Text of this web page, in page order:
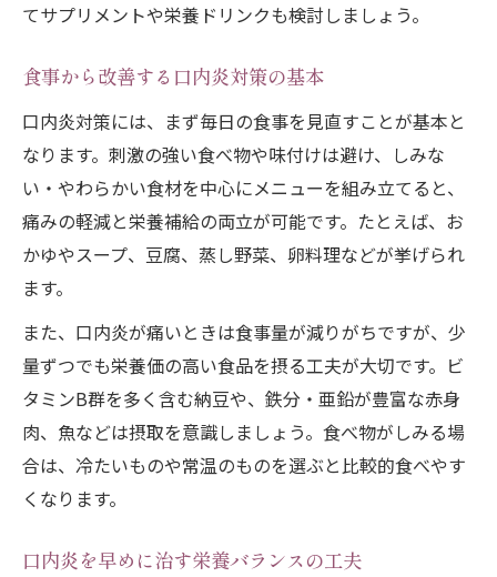
時短でできる口内炎対策の食生活アイデア
口内炎予防に役立つ毎日の食事ポイント
栄養不足をカバーする手軽な口内炎対策
てサプリメントや栄養ドリンクも検討しましょう。
食事から改善する口内炎対策の基本
口内炎対策には、まず毎日の食事を見直すことが基本と
なります。刺激の強い食べ物や味付けは避け、しみな
い・やわらかい食材を中心にメニューを組み立てると、
痛みの軽減と栄養補給の両立が可能です。たとえば、お
かゆやスープ、豆腐、蒸し野菜、卵料理などが挙げられ
ます。
また、口内炎が痛いときは食事量が減りがちですが、少
量ずつでも栄養価の高い食品を摂る工夫が大切です。ビ
タミンB群を多く含む納豆や、鉄分・亜鉛が豊富な赤身
肉、魚などは摂取を意識しましょう。食べ物がしみる場
合は、冷たいものや常温のものを選ぶと比較的食べやす
くなります。
口内炎を早めに治す栄養バランスの工夫